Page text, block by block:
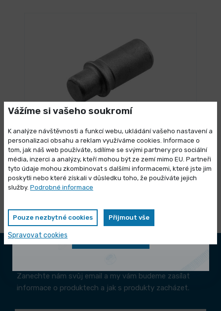
SKLADEM 4 ks
Čepy břitové destičky APM
52,36 Kč/ ks
63,36 Kč s DPH
Vybrat variantu
Zanechte nám svůj email a my vám budeme zasílat
informace o produktech a jak s produkty zacházet.
Vážíme si vašeho soukromí
K analýze návštěvnosti a funkcí webu, ukládání vašeho nastavení a
personalizaci obsahu a reklam využíváme cookies. Informace o
tom, jak náš web používáte, sdílíme se svými partnery pro sociální
média, inzerci a analýzy, kteří mohou být ze zemí mimo EU. Partneři
tyto údaje mohou zkombinovat s dalšími informacemi, které jste jim
poskytli nebo které získali v důsledku toho, že používáte jejich
služby. Podrobné informace
Pouze nezbytné cookies Přijmout vše
Spravovat cookies
Výprodej skladových zásob
Vybrané produkty nyní pořídíte za